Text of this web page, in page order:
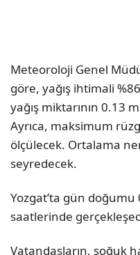
Meteoroloji Genel
göre, yağış ihtimali
yağış miktarının 0.13
Ayrıca, maksimum
ölçülecek. Ortalama
seyredecek.
Yozgat’ta gün doğumu
saatlerinde
Vatandaşların, soğuk